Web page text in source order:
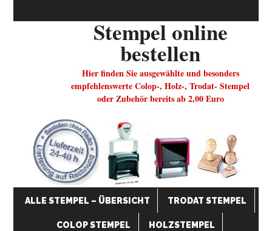
Stempel online
bestellen
Hier finden Sie ausgewählte und besonders
empfehlenswerte Colop-, Holz-, Trodat- Stempel
oder Zubehör bereits ab 2,00 Euro
ALLE STEMPEL – ÜBERSICHT TRODAT STEMPEL
COLOP STEMPEL HOLZSTEMPEL